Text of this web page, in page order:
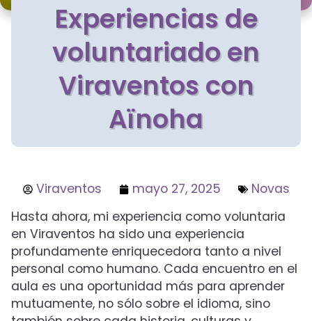
Experiencias de
voluntariado en
Viraventos con
Aïnoha
Viraventos mayo 27, 2025
Novas
Hasta ahora, mi experiencia como voluntaria
en Viraventos ha sido una experiencia
profundamente enriquecedora tanto a nivel
personal como humano. Cada encuentro en el
aula es una oportunidad más para aprender
mutuamente, no sólo sobre el idioma, sino